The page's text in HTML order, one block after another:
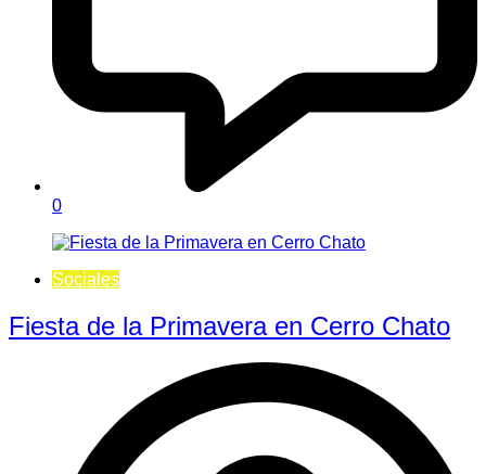
0
Sociales
Fiesta de la Primavera en Cerro Chato